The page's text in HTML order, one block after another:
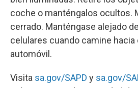
coche o manténgalos ocultos.
cerrado. Manténgase alejado
celulares cuando camine hacia
automóvil.
Visita sa.gov/SAPD y sa.gov/